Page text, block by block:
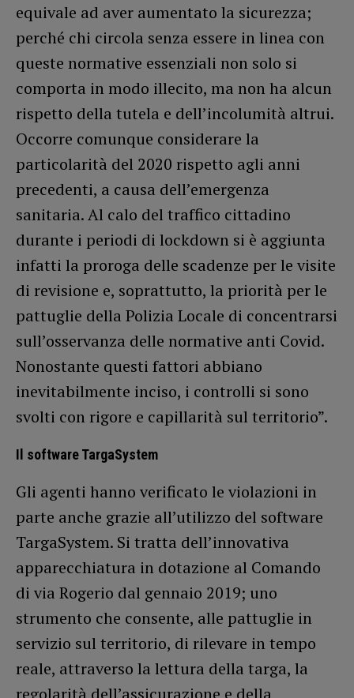
equivale ad aver aumentato la sicurezza;
perché chi circola senza essere in linea con
queste normative essenziali non solo si
comporta in modo illecito, ma non ha alcun
rispetto della tutela e dell’incolumità altrui.
Occorre comunque considerare la
particolarità del 2020 rispetto agli anni
precedenti, a causa dell’emergenza
sanitaria. Al calo del traffico cittadino
durante i periodi di lockdown si è aggiunta
infatti la proroga delle scadenze per le visite
di revisione e, soprattutto, la priorità per le
pattuglie della Polizia Locale di concentrarsi
sull’osservanza delle normative anti Covid.
Nonostante questi fattori abbiano
inevitabilmente inciso, i controlli si sono
svolti con rigore e capillarità sul territorio”.
Il software TargaSystem
Gli agenti hanno verificato le violazioni in
parte anche grazie all’utilizzo del software
TargaSystem. Si tratta dell’innovativa
apparecchiatura in dotazione al Comando
di via Rogerio dal gennaio 2019; uno
strumento che consente, alle pattuglie in
servizio sul territorio, di rilevare in tempo
reale, attraverso la lettura della targa, la
regolarità dell’assicurazione e della